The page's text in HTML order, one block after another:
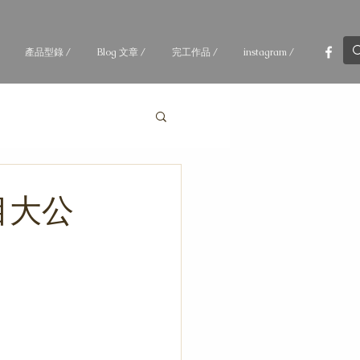
產品型錄 / Blog 文章 / 完工作品 / instagram /
大公